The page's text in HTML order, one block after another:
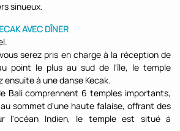
sinueux.
AVEC DÎNER
serez pris en charge à la réception de
point le plus au sud de l'île, le temple
à une danse Kecak.
Bali comprennent 6 temples importants,
sommet d'une haute falaise, offrant des
l'océan Indien, le temple est situé à